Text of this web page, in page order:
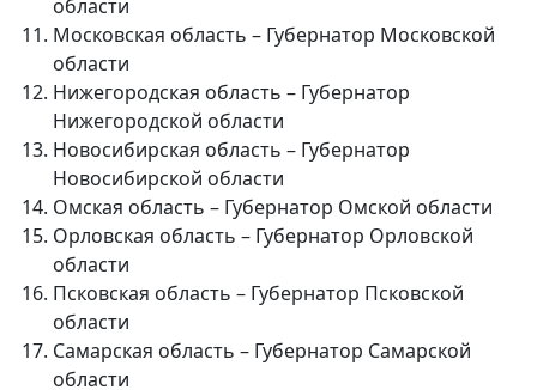
области
Московская область – Губернатор Московской
области
Нижегородская область – Губернатор
Нижегородской области
Новосибирская область – Губернатор
Новосибирской области
Омская область – Губернатор Омской области
Орловская область – Губернатор Орловской
области
Псковская область – Губернатор Псковской
области
Самарская область – Губернатор Самарской
области